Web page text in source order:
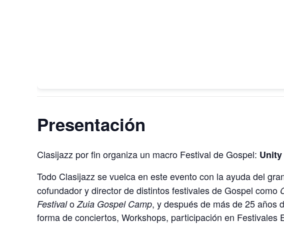
Presentación
Clasijazz por fin organiza un macro Festival de Gospel:
Todo Clasijazz se vuelca en este evento con la ayuda del
cofundador y director de distintos festivales de Gospel como
Festivalo Zuia Gospel Camp, y después de más de 25 años
forma de conciertos, Workshops, participación en Festivales